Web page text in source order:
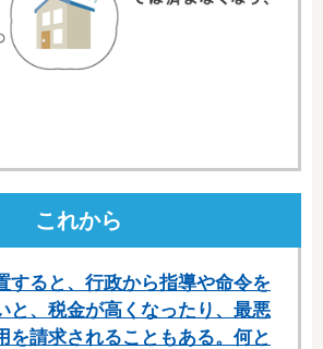
これから
すると、行政から指導や命令を
と、税金が高くなったり、最悪
を請求されることもある。何と